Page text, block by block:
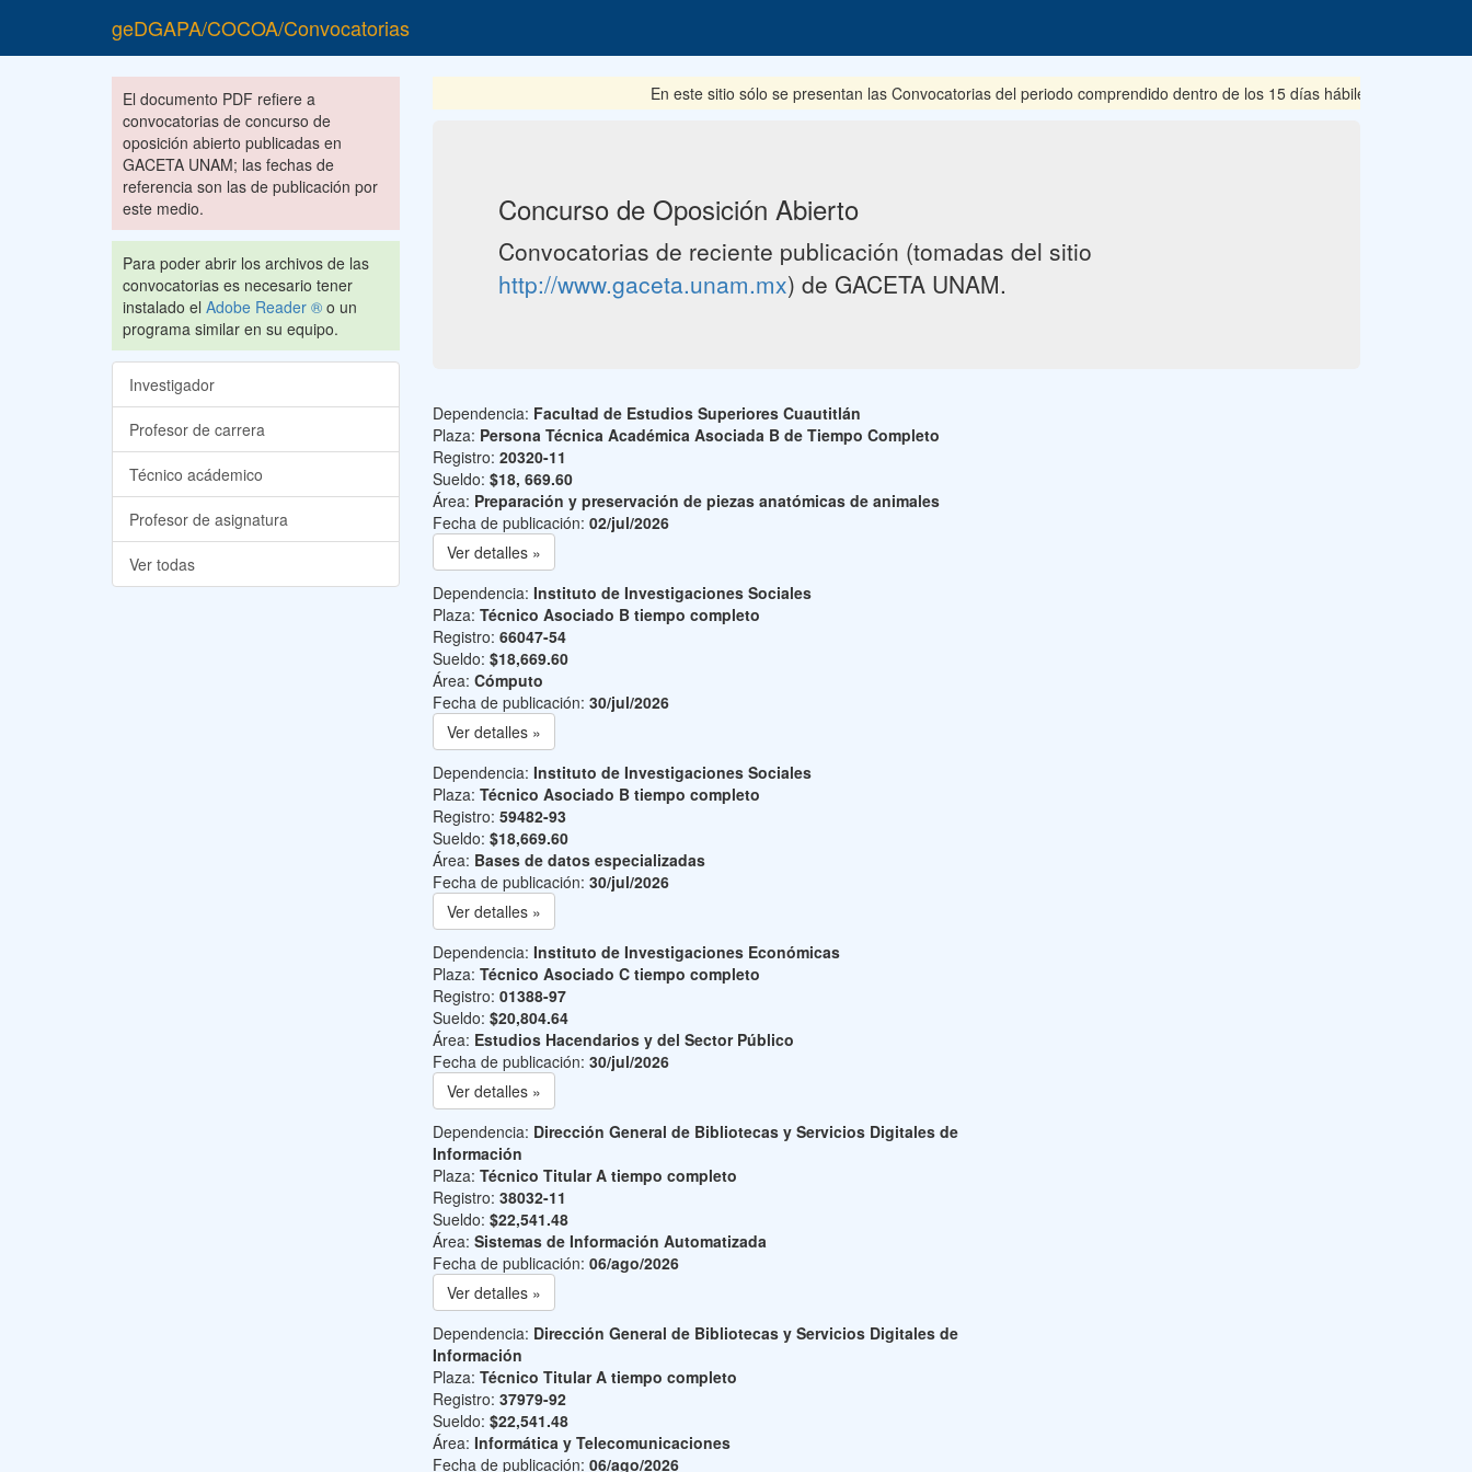
geDGAPA/COCOA/Convocatorias
El documento PDF refiere a
convocatorias de concurso de
oposición abierto publicadas en
GACETA UNAM; las fechas de
referencia son las de publicación por
este medio.
Para poder abrir los archivos de las
convocatorias es necesario tener
instalado el Adobe Reader ® o un
programa similar en su equipo.
Investigador
Profesor de carrera
Técnico acádemico
Profesor de asignatura
Ver todas
En este sitio sólo se presentan las Convocatorias del periodo comprendido dentro de los 15 días hábiles posteriores a
Concurso de Oposición Abierto
Convocatorias de reciente publicación (tomadas del sitio
http://www.gaceta.unam.mx) de GACETA UNAM.
Dependencia: Facultad de Estudios Superiores Cuautitlán
Plaza: Persona Técnica Académica Asociada B de Tiempo Completo
Registro: 20320-11
Sueldo: $18, 669.60
Área: Preparación y preservación de piezas anatómicas de animales
Fecha de publicación: 02/jul/2026
Ver detalles »
Dependencia: Instituto de Investigaciones Sociales
Plaza: Técnico Asociado B tiempo completo
Registro: 66047-54
Sueldo: $18,669.60
Área: Cómputo
Fecha de publicación: 30/jul/2026
Ver detalles »
Dependencia: Instituto de Investigaciones Sociales
Plaza: Técnico Asociado B tiempo completo
Registro: 59482-93
Sueldo: $18,669.60
Área: Bases de datos especializadas
Fecha de publicación: 30/jul/2026
Ver detalles »
Dependencia: Instituto de Investigaciones Económicas
Plaza: Técnico Asociado C tiempo completo
Registro: 01388-97
Sueldo: $20,804.64
Área: Estudios Hacendarios y del Sector Público
Fecha de publicación: 30/jul/2026
Ver detalles »
Dependencia: Dirección General de Bibliotecas y Servicios Digitales de
Información
Plaza: Técnico Titular A tiempo completo
Registro: 38032-11
Sueldo: $22,541.48
Área: Sistemas de Información Automatizada
Fecha de publicación: 06/ago/2026
Ver detalles »
Dependencia: Dirección General de Bibliotecas y Servicios Digitales de
Información
Plaza: Técnico Titular A tiempo completo
Registro: 37979-92
Sueldo: $22,541.48
Área: Informática y Telecomunicaciones
Fecha de publicación: 06/ago/2026